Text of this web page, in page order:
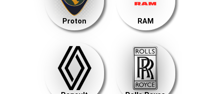
Proton RAM